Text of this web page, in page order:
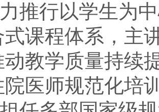
推行以学生为
式课程体系，主
教学质量持续
医师规范化培